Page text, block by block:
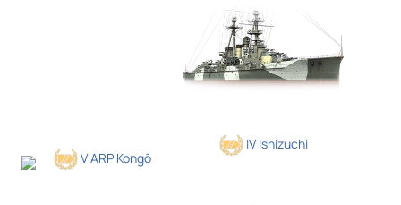
IV Ishizuchi
V ARP Kongō